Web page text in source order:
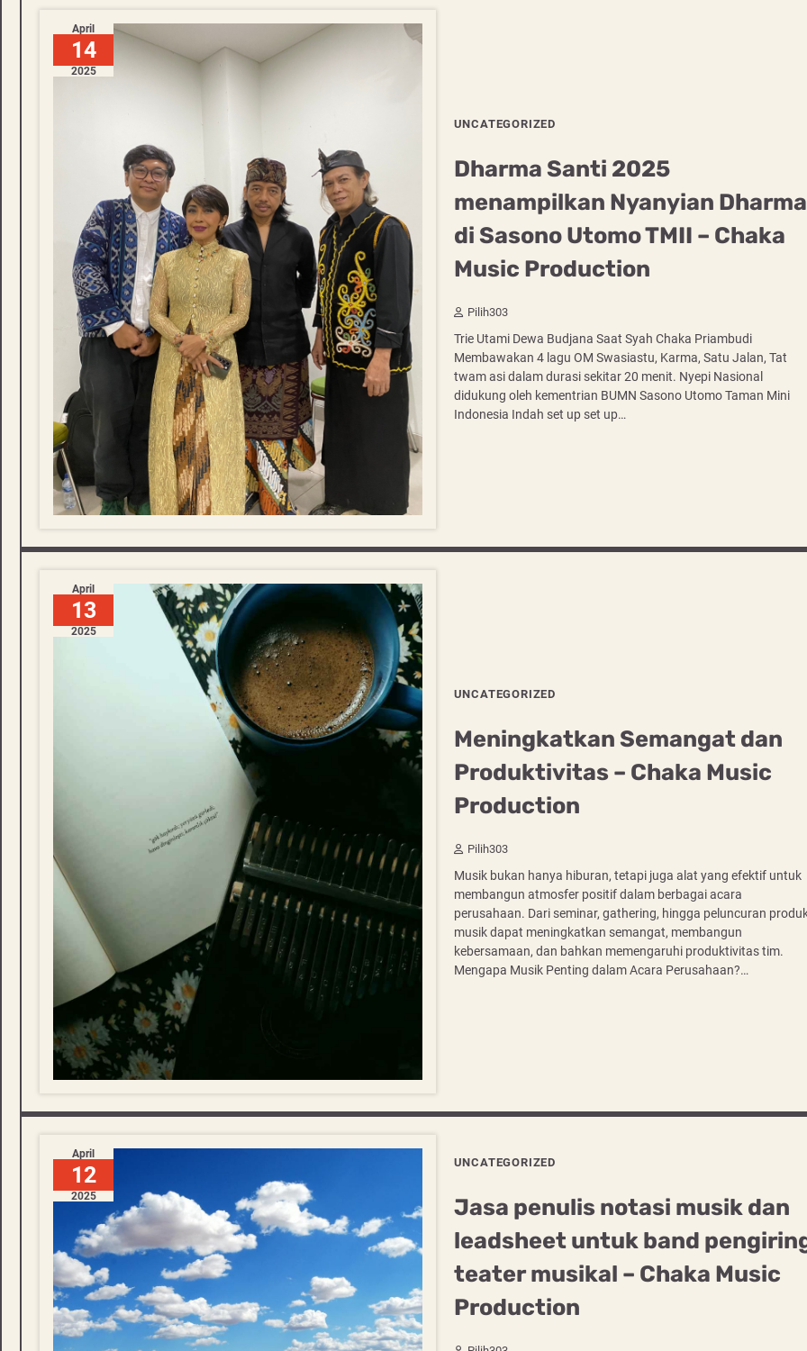
April
14
2025
UNCATEGORIZED
Dharma Santi 2025
menampilkan Nyanyian Dharma
di Sasono Utomo TMII – Chaka
Music Production
Pilih303
Trie Utami Dewa Budjana Saat Syah Chaka Priambudi
Membawakan 4 lagu OM Swasiastu, Karma, Satu Jalan, Tat
twam asi dalam durasi sekitar 20 menit. Nyepi Nasional
didukung oleh kementrian BUMN Sasono Utomo Taman Mini
Indonesia Indah set up set up…
April
13
2025
UNCATEGORIZED
Meningkatkan Semangat dan
Produktivitas – Chaka Music
Production
Pilih303
Musik bukan hanya hiburan, tetapi juga alat yang efektif untuk
membangun atmosfer positif dalam berbagai acara
perusahaan. Dari seminar, gathering, hingga peluncuran
musik dapat meningkatkan semangat, membangun
kebersamaan, dan bahkan memengaruhi produktivitas tim.
Mengapa Musik Penting dalam Acara Perusahaan?…
April
12
2025
UNCATEGORIZED
Jasa penulis notasi musik dan
leadsheet untuk band
teater musikal – Chaka Music
Production